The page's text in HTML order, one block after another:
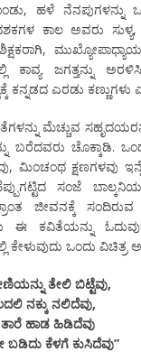
ಹಳೆ ನೆನಪುಗಳನ್ನು
ಕಾಲ ಅವರು ಸುಳ್ಯ,
ಕಾವ್ಯ ಜಗತ್ತನ್ನು
ಕನ್ನಡದ ಎರಡು ಕಣ್ಣುಗಳು
ಮೆಚ್ಚುವ
ಬರೆದವರು ಚೊಕ್ಕಾಡಿ.
ಕ್ಷಣಗಳವು
ಸಂಜೆ
ಜೀವನಕ್ಕೆ
ಈ ಕವಿತೆಯನ್ನು
ಒಂದು ವಿಚಿತ್ರ
ತೇಲಿ ಬಿಟ್ಟೆವು,
ನಕ್ಕು ನಲಿದೆವು,
ಹಾಡ ಹಿಡಿದೆವು
ಬಡಿದು ಕೆಳಗೆ ಕುಸಿದೆವು”